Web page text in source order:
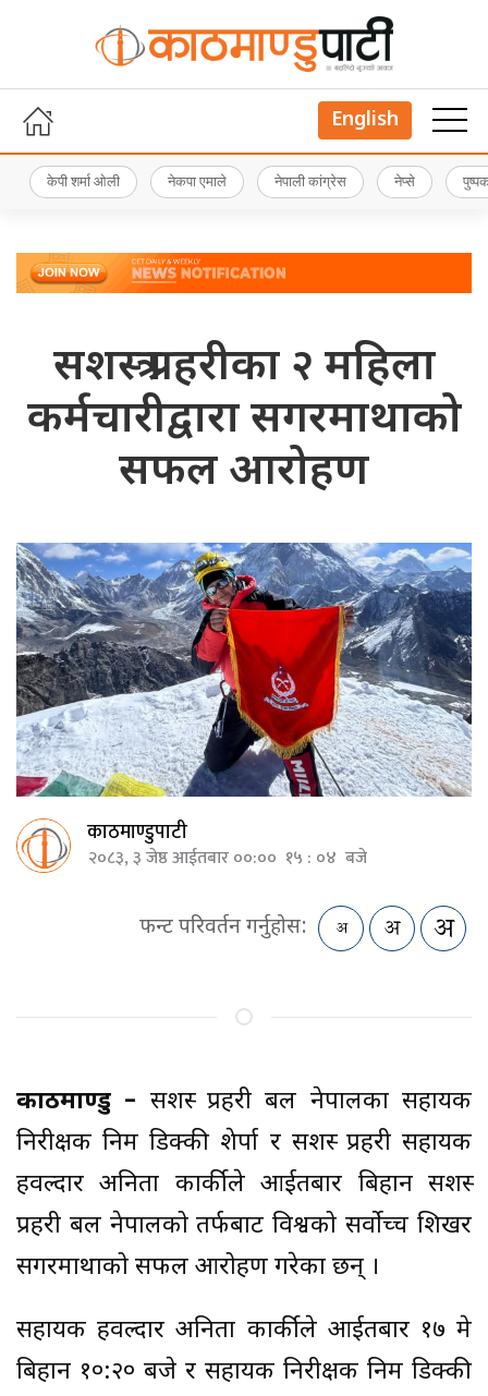
English
केपी शर्मा ओली नेकपा एमाले नेपाली कांग्रेस नेप्से
सशस्त्र प्रहरीका २ महिला
कर्मचारीद्वारा सगरमाथाको
सफल आरोहण
काठमाण्डुपाटी
२०८३, ३ जेष्ठ आईतबार ००:०० १५ : ०४ बजे
फन्ट परिवर्तन गर्नुहोस:
काठमाण्डु – सशस्त्र प्रहरी बल नेपालका सहायक
निरीक्षक निम डिक्की शेर्पा र सशस्त्र प्रहरी सहायक
हवल्दार अनिता कार्कीले आईतबार बिहान सशस्त्र
प्रहरी बल नेपालको तर्फबाट विश्वको सर्वोच्च शिखर
सगरमाथाको सफल आरोहण गरेका छन् ।
सहायक हवल्दार अनिता कार्कीले आईतबार १७ मे
बिहान १०:२० बजे र सहायक निरीक्षक निम डिक्की